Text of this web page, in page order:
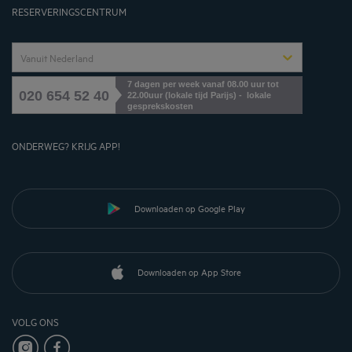
RESERVERINGSCENTRUM
Vanuit Nederland
020 654 52 40
7 dagen per week vanaf 08.00 uur tot
22.00uur (lokale tijd Parijs) - lokale
gesprekskosten
ONDERWEG? KRIJG APP!
Downloaden op Google Play
Downloaden op App Store
VOLG ONS